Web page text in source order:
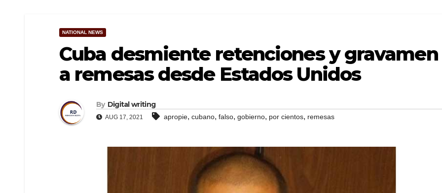
NATIONAL NEWS
Cuba desmiente retenciones y gravamen
a remesas desde Estados Unidos
By Digital writing
AUG 17, 2021 apropie, cubano, falso, gobierno, por cientos, remesas